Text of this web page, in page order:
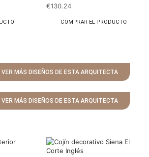
€130.24
COMPRAR EL PRODUCTO
VER MÁS DISEÑOS DE ESTA ARQUITECTA
VER MÁS DISEÑOS DE ESTA ARQUITECTA